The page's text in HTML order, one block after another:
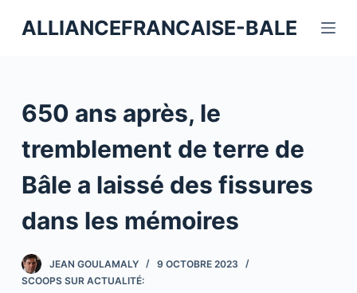
a
a
n
e
n
ALLIANCEFRANCAISE-BALE
650 ans après, le
tremblement de terre de
Bâle a laissé des fissures
dans les mémoires
JEAN GOULAMALY
9 OCTOBRE 2023
SCOOPS SUR ACTUALITÉ: